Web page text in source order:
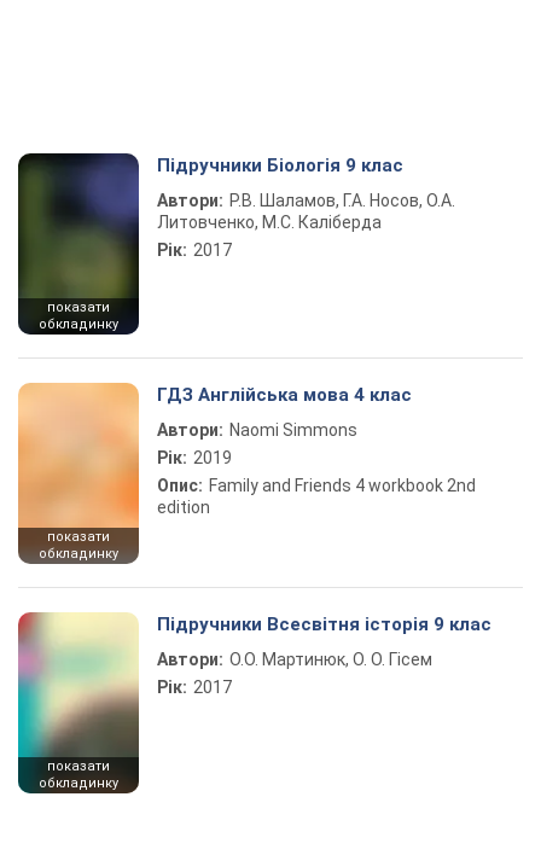
показати
обкладинку
Підручники Біологія 9 клас
Автори: Р.В. Шаламов, Г.А. Носов, О.А.
Литовченко, М.С. Каліберда
Рік: 2017
показати
обкладинку
ГДЗ Англійська мова 4 клас
Автори: Naomi Simmons
Рік: 2019
Опис: Family and Friends 4 workbook 2nd
edition
показати
обкладинку
Підручники Всесвітня історія 9 клас
Автори: О.О. Мартинюк, О. О. Гісем
Рік: 2017